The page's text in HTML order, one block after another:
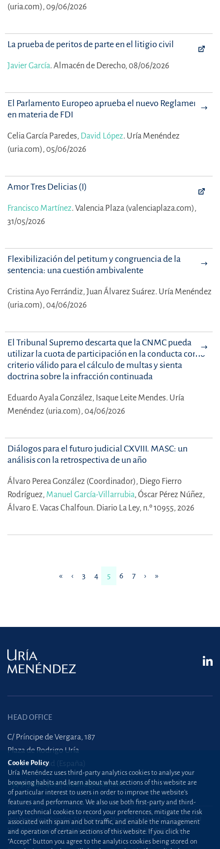
(uria.com), 09/06/2026
La prueba de peritos de parte en el litigio civil
Javier García. Almacén de Derecho, 08/06/2026
El Parlamento Europeo aprueba el nuevo Reglamento
en materia de FDI
Celia García Paredes, David López. Uría Menéndez
(uria.com), 05/06/2026
Amor Tres Delicias (I)
Francisco Martínez. Valencia Plaza (valenciaplaza.com),
31/05/2026
Flexibilización del petitum y congruencia de la
sentencia: una cuestión ambivalente
Cristina Ayo Ferrándiz, Juan Álvarez Suárez. Uría Menéndez
(uria.com), 04/06/2026
El Tribunal Supremo descarta que la CNMC pueda
utilizar la cuota de participación en la conducta como
criterio válido para el cálculo de multas y sienta
doctrina sobre la infracción continuada
Eduardo Ayala González, Isaque Leite Mendes. Uría
Menéndez (uria.com), 04/06/2026
Diálogos para el futuro judicial CXVIII. MASC: un
análisis con la retrospectiva de un año
Álvaro Perea González (Coordinador), Diego Fierro
Rodríguez, Manuel García-Villarrubia, Óscar Pérez Núñez,
Álvaro E. Vacas Chalfoun. Diario La Ley, n.º 10955, 2026
« ‹ 3 4 5 6 7 › »
HEAD OFFICE
C/ Príncipe de Vergara, 187
Plaza de Rodrigo Uría
28002 Madrid (España)
+34 915 860 400 madrid@uria.com
Uría Menéndez Abogados, S.L.P. | Registro Mercantil de Madrid, Tomo 24490 del
Libro de Inscripciones Folio 42, Sección 8, Hoja M-43976. NIF: B28563963
Cookie Policy
Uría Menéndez uses third-party analytics cookies to analyse your
browsing habits and learn about what sections of this website are
of particular interest to users in order to improve the website’s
features and performance. We also use both first-party and third-
party technical cookies to record your preferences, mitigate the risk
associated with spam and bot traffic, and enable the management
and operation of certain sections of this website. If you click the
“Accept” button you agree to the analytics cookies being stored on